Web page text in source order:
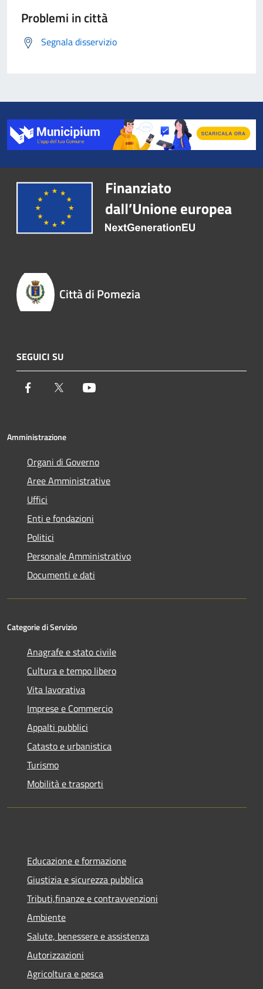
Problemi in città
Segnala disservizio
Città di Pomezia
SEGUICI SU
Facebook Twitter
Amministrazione
Organi di Governo
Aree Amministrative
Uffici
Enti e fondazioni
Politici
Personale Amministrativo
Documenti e dati
Categorie di Servizio
Anagrafe e stato civile
Cultura e tempo libero
Vita lavorativa
Imprese e Commercio
Appalti pubblici
Catasto e urbanistica
Turismo
Mobilità e trasporti
Educazione e formazione
Giustizia e sicurezza pubblica
Tributi,finanze e contravvenzioni
Ambiente
Salute, benessere e assistenza
Autorizzazioni
Agricoltura e pesca